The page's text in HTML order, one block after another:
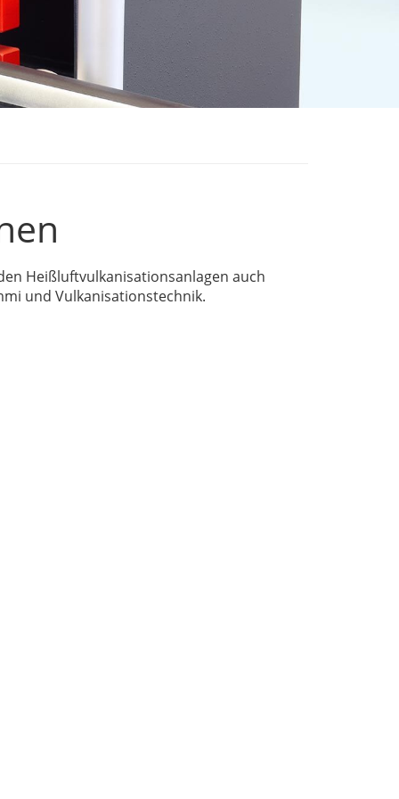
Heißluftvulkanisationsanlagen auch
und Vulkanisationstechnik.